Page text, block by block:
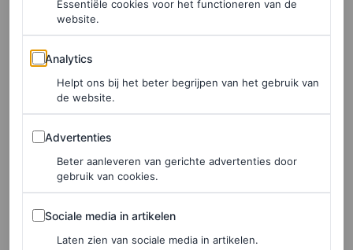
de week een gezichtsmasker van MILU: Copy Paste
Your Age sheet mask is mijn favoriet. Mijn gezicht is
daarna echt meer gehydrateerd. Verder vind ik Fenty’s
Skin Cookies & Clean Whipped Clay Detox Face ook
een heel fijn masker.”
Essentiële cookies voor het functioneren van de
website.
Analytics
Analytics
Helpt ons bij het beter begrijpen van het gebruik van
de website.
Advertenties
Advertenties
Beter aanleveren van gerichte advertenties door
gebruik van cookies.
Sociale media in artikelen
Sociale media in artikelen
Laten zien van sociale media in artikelen.